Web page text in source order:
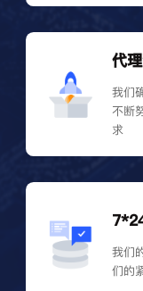
代
我们
不断
求
我们
们的